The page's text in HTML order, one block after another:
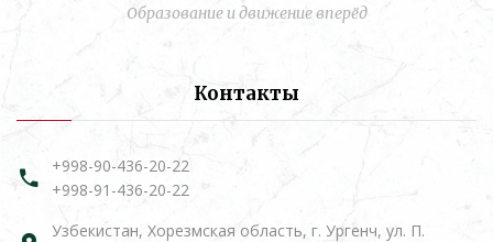
Образование и движение вперёд
Контакты
+998-90-436-20-22
+998-91-436-20-22
Узбекистан, Хорезмская область, г. Ургенч, ул. П.